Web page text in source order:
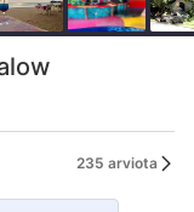
235 arviota